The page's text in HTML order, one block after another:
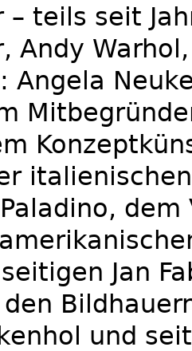
– teils seit
Andy
Angela
Jan
und